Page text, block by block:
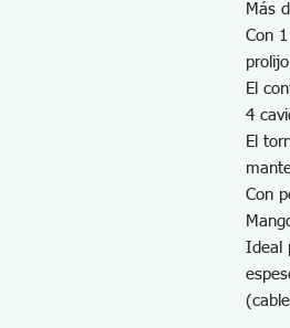
Más
Con
El
4
El
Con
Ideal